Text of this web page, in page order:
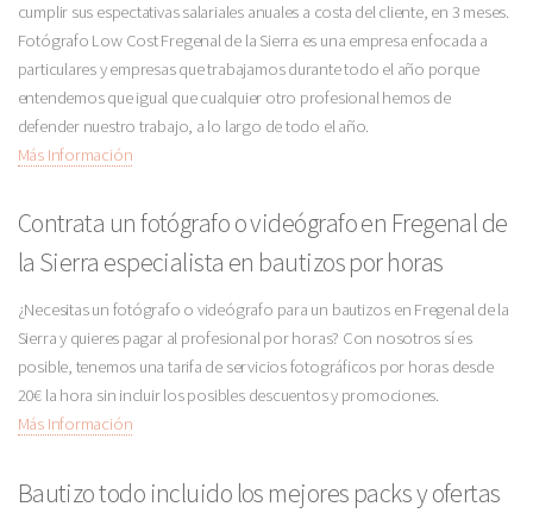
cumplir sus espectativas salariales anuales a costa del cliente, en 3 meses.
Fotógrafo Low Cost Fregenal de la Sierra es una empresa enfocada a
particulares y empresas que trabajamos durante todo el año porque
entendemos que igual que cualquier otro profesional hemos de
defender nuestro trabajo, a lo largo de todo el año.
Más Información
Contrata un fotógrafo o videógrafo en Fregenal de
la Sierra especialista en bautizos por horas
¿Necesitas un fotógrafo o videógrafo para un bautizos en Fregenal de la
Sierra y quieres pagar al profesional por horas? Con nosotros sí es
posible, tenemos una tarifa de servicios fotográficos por horas desde
20€ la hora sin incluir los posibles descuentos y promociones.
Más Información
Bautizo todo incluido los mejores packs y ofertas